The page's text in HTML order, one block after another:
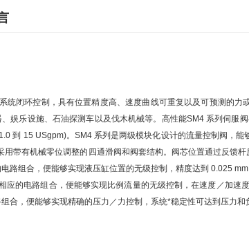
统闭环控制，具有位置精度高、速度曲线可重复以及可预测的
娱乐设施、石油探测车以及伐木机械等。高性能SM4 系列伺服
到 15 USgpm)。SM4 系列是两级模块化设计的流量控制阀，
带有机械零位调整的四通滑阀和阀套结构。阀芯位置通过反馈
路组合，便能够实现液压缸位置的无级控制，精度达到 0.025
应的电路组合，便能够实现比例流量的无级控制，在速度／加速
合，便能够实现精确的压力／力控制，系统*稳定性可达到压力